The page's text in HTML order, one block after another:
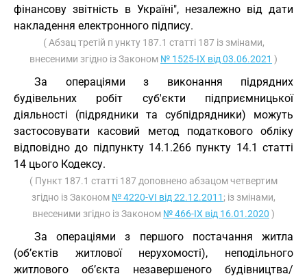
фінансову звітність в Україні", незалежно від дати
накладення електронного підпису.
( Абзац третій п ункту 187.1 статті 187 із змінами,
внесеними згідно із Законом № 1525-IX від 03.06.2021 )
За операціями з виконання підрядних
будівельних робіт суб'єкти підприємницької
діяльності (підрядники та субпідрядники) можуть
застосовувати касовий метод податкового обліку
відповідно до підпункту 14.1.266 пункту 14.1 статті
14 цього Кодексу.
( Пункт 187.1 статті 187 доповнено абзацом четвертим
згідно із Законом № 4220-VI від 22.12.2011 ; із змінами,
внесеними згідно із Законом № 466-IX від 16.01.2020 )
За операціями з першого постачання житла
(об’єктів житлової нерухомості), неподільного
житлового об’єкта незавершеного будівництва/